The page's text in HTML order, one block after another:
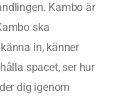
Kambo är
ska
in, känner
spacet, ser hur
dig igenom